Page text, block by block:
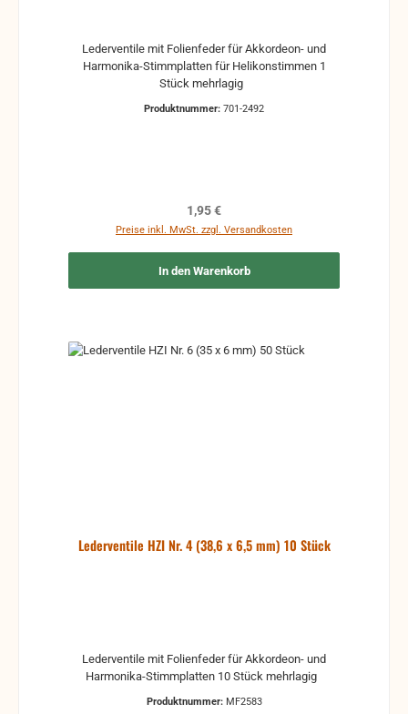
Lederventile mit Folienfeder für Akkordeon- und
Harmonika-Stimmplatten für Helikonstimmen 1
Produktnummer: 701-2492
Regulärer Preis:
1,95 €
Preise inkl. MwSt. zzgl. Versandkosten
In den Warenkorb
Lederventile HZI Nr. 4 (38,6 x 6,5 mm) 10 Stück
Lederventile mit Folienfeder für Akkordeon- und
Produktnummer: MF2583